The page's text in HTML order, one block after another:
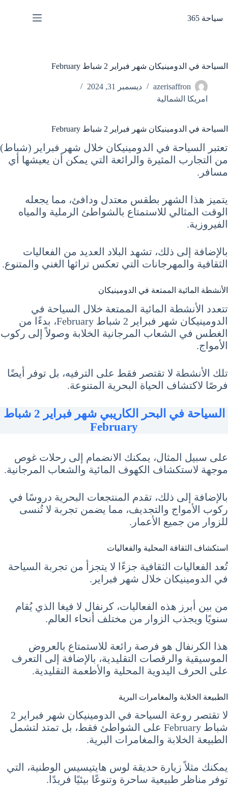
المحتوى
سياحة 365
السياحة في الدومينيكان شهر فبراير 2 شباط February
azerisaffron
ديسمبر 31, 2024
امريكا الشمالية
السياحة في الدومينيكان شهر فبراير 2 شباط February
تعتبر السياحة في الدومينيكان خلال شهر فبراير (شباط)
من التجارب المثيرة والرائعة التي يمكن أن يعيشها أي
مسافر.
يتميز هذا الشهر بطقس معتدل ودافئ، مما يجعله
الوقت المثالي للاستمتاع بالشواطئ الرملية والمياه
الفيروزية.
بالإضافة إلى ذلك، تشهد البلاد العديد من الفعاليات
الثقافية والمهرجانات التي تعكس تراثها الغني والمتنوع.
الأنشطة المائية الممتعة في الدومينيكان
تتعدد الأنشطة المائية الممتعة خلال السياحة في
الدومينيكان شهر فبراير 2 شباط February، بدءًا من
الغطس في الشعاب المرجانية الخلابة وصولاً إلى ركوب
الأمواج.
تلك الأنشطة لا تقتصر فقط على الترفيه، بل توفر أيضًا
فرصًا لاكتشاف الحياة البحرية المتنوعة.
السياحة في البحر الكاريبي شهر فبراير 2 شباط
February
على سبيل المثال، يمكنك الانضمام إلى رحلات غوص
موجهة لاستكشاف الكهوف المائية والشعاب المرجانية.
بالإضافة إلى ذلك، تقدم المنتجعات البحرية دروسًا في
ركوب الأمواج والتجديف، مما يضمن تجربة لا تُنسى
للزوار من جميع الأعمار.
استكشاف الثقافة المحلية والفعاليات
تُعد الفعاليات الثقافية جزءًا لا يتجزأ من تجربة السياحة
في الدومينيكان خلال شهر فبراير.
من بين أبرز هذه الفعاليات، كرنفال لا فيغا الذي يُقام
سنويًا ويجذب الزوار من مختلف أنحاء العالم.
هذا الكرنفال هو فرصة رائعة للاستمتاع بالعروض
الموسيقية والرقصات التقليدية، بالإضافة إلى التعرف
على الحرف اليدوية المحلية والأطعمة التقليدية.
الطبيعة الخلابة والمغامرات البرية
لا تقتصر روعة السياحة في الدومينيكان شهر فبراير 2
شباط February على الشواطئ فقط، بل تمتد لتشمل
الطبيعة الخلابة والمغامرات البرية.
يمكنك مثلاً زيارة حديقة لوس هايتيسيس الوطنية، التي
توفر مناظر طبيعية ساحرة وتنوعًا بيئيًا فريدًا.